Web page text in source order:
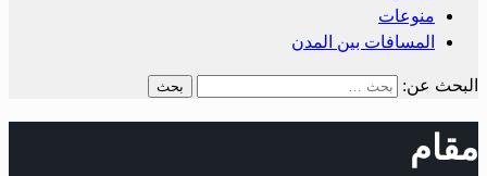
منوعات
المسافات بين المدن
البحث عن:
مقام